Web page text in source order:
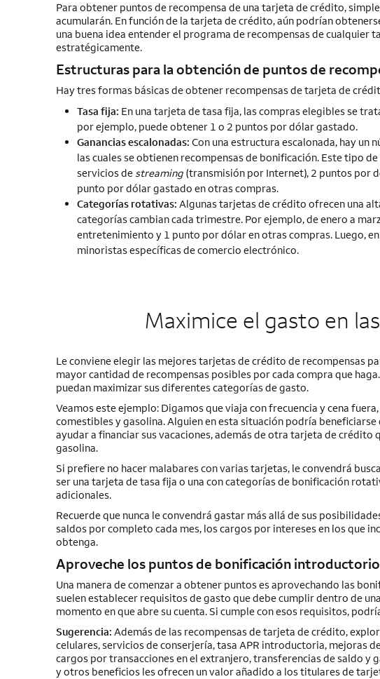
Para obtener puntos de recompensa de una tarjeta de crédito,
acumularán. En función de la tarjeta de crédito, aún podrían
una buena idea entender el programa de recompensas de
estratégicamente.
Estructuras para la obtención de puntos de
Hay tres formas básicas de obtener recompensas de tarjeta de
Tasa fija: En una tarjeta de tasa fija, las compras elegibles se
por ejemplo, puede obtener 1 o 2 puntos por dólar gastado.
Ganancias escalonadas: Con una estructura escalonada, hay
las cuales se obtienen recompensas de bonificación. Este tipo
servicios destreaming(transmisión por Internet), 2 puntos por
punto por dólar gastado en otras compras.
Categorías rotativas: Algunas tarjetas de crédito ofrecen una
categorías cambian cada trimestre. Por ejemplo, de enero a
entretenimiento y 1 punto por dólar en otras compras. Luego,
minoristas específicas de comercio electrónico.
Maximice el gasto en
Le conviene elegir las mejores tarjetas de crédito de recompensas
mayor cantidad de recompensas posibles por cada compra que
puedan maximizar sus diferentes categorías de gasto.
Veamos este ejemplo: Digamos que viaja con frecuencia y cena
comestibles y gasolina. Alguien en esta situación podría
ayudar a financiar sus vacaciones, además de otra tarjeta de
gasolina.
Si prefiere no hacer malabares con varias tarjetas, le convendrá
ser una tarjeta de tasa fija o una con categorías de bonificación
adicionales.
Recuerde que nunca le convendrá gastar más allá de sus
saldos por completo cada mes, los cargos por intereses en los que
obtenga.
Aproveche los puntos de bonificación
Una manera de comenzar a obtener puntos es aprovechando las
suelen establecer requisitos de gasto que debe cumplir dentro de
momento en que abre su cuenta. Si cumple con esos requisitos,
Sugerencia: Además de las recompensas de tarjeta de crédito,
celulares, servicios de conserjería, tasa APR introductoria, mejoras
cargos por transacciones en el extranjero, transferencias de saldo y
y otros beneficios les ofrecen un valor añadido a los titulares de